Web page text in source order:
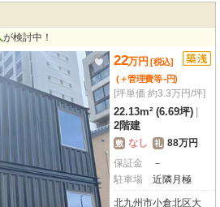
のキャンペーンを実施中（期間中のみ要確
販店舗、事務所、飲食店など、幅広い業種に
物件です。この機会にぜひ一度、現地をご覧
が検討中！
22万円 [税込]
(＋管理費等-円)
[坪単価 約3.3万円/坪]
22.13m² (6.69坪)
2階建
敷 なし 礼 88万円
保証金
－
駐車場
近隣月極
北九州市小倉北区大